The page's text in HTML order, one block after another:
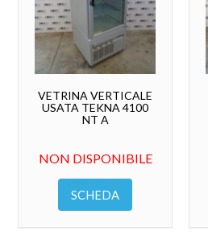
VETRINA VERTICALE
USATA TEKNA 4100
NT A
NON DISPONIBILE
SCHEDA